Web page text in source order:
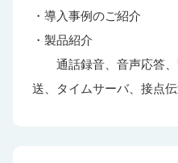
・導入事例のご紹介
・製品紹介
通話録音、音声応答、
送、タイムサーバ、接点